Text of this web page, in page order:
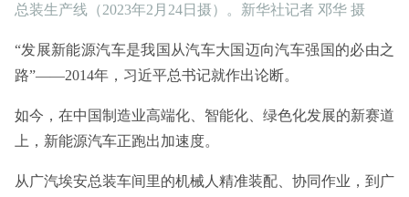
总装生产线（2023年2月24日摄）。新华社记者 邓华 摄
“发展新能源汽车是我国从汽车大国迈向汽车强国的必由之
路”——2014年，习近平总书记就作出论断。
如今，在中国制造业高端化、智能化、绿色化发展的新赛道
上，新能源汽车正跑出加速度。
从广汽埃安总装车间里的机械人精准装配、协同作业，到广